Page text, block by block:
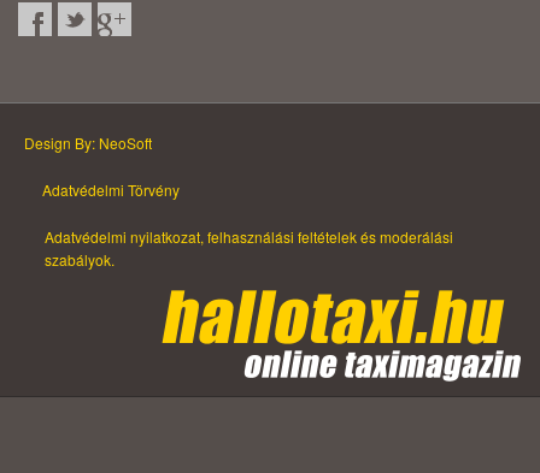
Design By: NeoSoft
Adatvédelmi Törvény
Adatvédelmi nyilatkozat, felhasználási feltételek és moderálási
szabályok.